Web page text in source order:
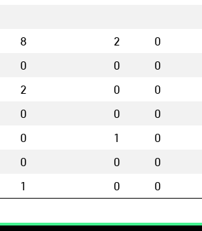
8 2 0
0 0
0
2 0 0
0 0
0
0 1 0
0 0
0
1 0 0